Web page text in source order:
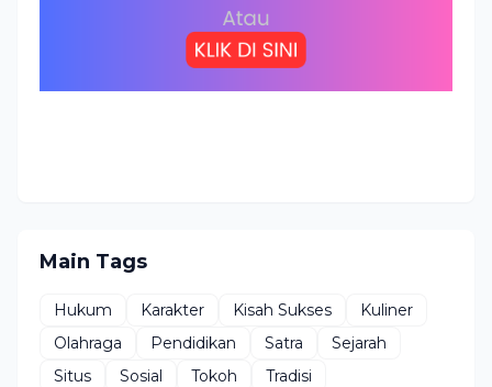
Main Tags
Hukum Karakter Kisah Sukses
Kuliner
Olahraga
Pendidikan Satra
Sejarah
Situs
Sosial Tokoh Tradisi